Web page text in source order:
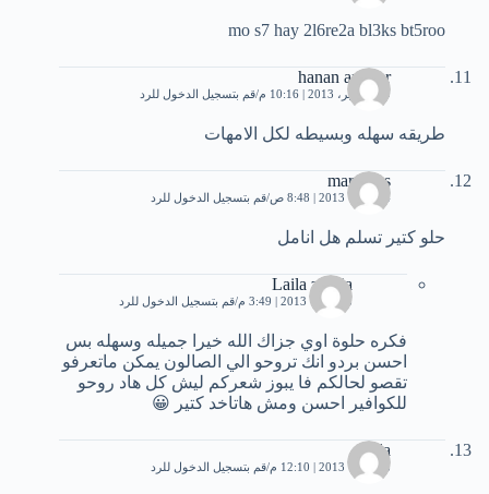
mo s7 hay 2l6re2a bl3ks bt5roo
hanan ammar
29 سبتمبر، 2013 | 10:16 م قم بتسجيل الدخول للرد
طريقه سهله وبسيطه لكل الامهات
marytoys
4 أكتوبر، 2013 | 8:48 ص قم بتسجيل الدخول للرد
حلو كتير تسلم هل انامل
Laila zakria
8 أكتوبر، 2013 | 3:49 م قم بتسجيل الدخول للرد
فكره حلوة اوي جزاك الله خيرا جميله وسهله بس
احسن بردو انك تروحو الي الصالون يمكن ماتعرفو
تقصو لحالكم فا يبوز شعركم ليش كل هاد روحو
للكوافير احسن ومش هاتاخد كتير 😀
nada
8 أكتوبر، 2013 | 12:10 م قم بتسجيل الدخول للرد